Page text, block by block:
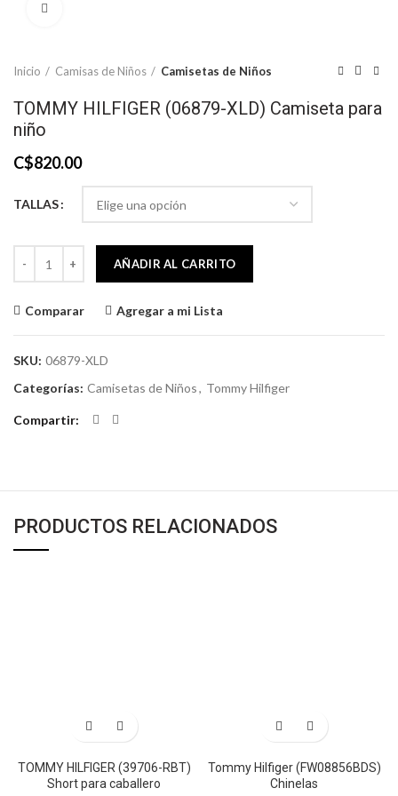
Inicio Camisas de Niños Camisetas de Niños
TOMMY HILFIGER (06879-XLD) Camiseta para
niño
C$820.00
TALLAS
AÑADIR AL CARRITO
Comparar Agregar a mi Lista
SKU: 06879-XLD
Categorías: Camisetas de Niños, Tommy Hilfiger
Compartir
PRODUCTOS RELACIONADOS
TOMMY HILFIGER (39706-RBT)
Short para caballero
Tommy Hilfiger (FW08856BDS)
Chinelas